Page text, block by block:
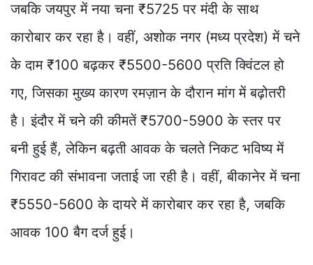
जबकि जयपुर में नया चना ₹5725 पर मंदी के साथ
कारोबार कर रहा है। वहीं, अशोक नगर (मध्य प्रदेश) में चने
के दाम ₹100 बढ़कर ₹5500-5600 प्रति क्विंटल हो
गए, जिसका मुख्य कारण रमज़ान के दौरान मांग में बढ़ोतरी
है। इंदौर में चने की कीमतें ₹5700-5900 के स्तर पर
बनी हुई हैं, लेकिन बढ़ती आवक के चलते निकट भविष्य में
गिरावट की संभावना जताई जा रही है। वहीं, बीकानेर में चना
₹5550-5600 के दायरे में कारोबार कर रहा है, जबकि
आवक 100 बैग दर्ज हुई।